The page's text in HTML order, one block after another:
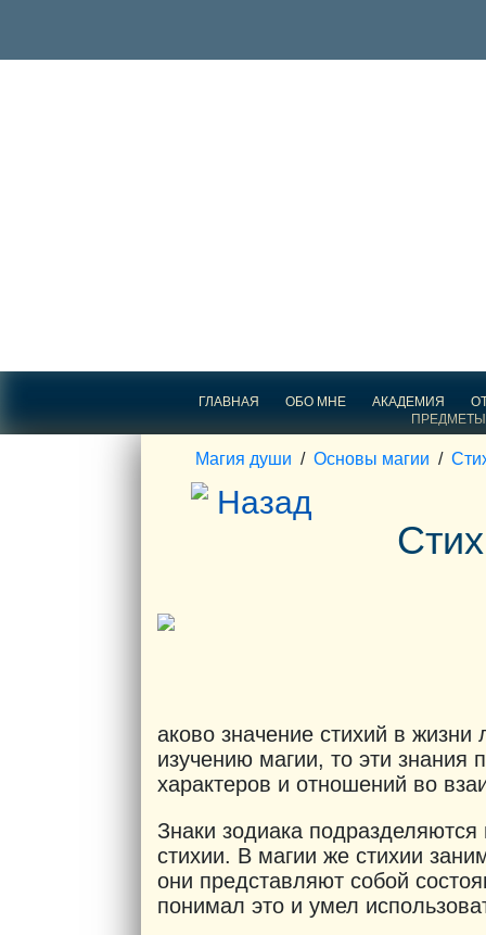
ГЛАВНАЯ ОБО МНЕ АКАДЕМИЯ
Магия души / Основы магии /
Назад
аково значение стихий в
изучению магии, то эти знания
характеров и отношений во
Знаки зодиака
стихии. В магии же стихии
они представляют собой
понимал это и умел